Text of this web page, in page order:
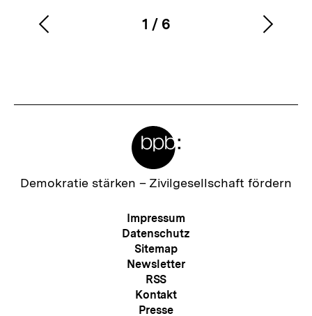
Karussellinhalt
1
von
/ 6
Vorherigen
Zur
Demokratie stärken – Zivilgesellschaft fördern
Meta-
Navigation
Impressum
Datenschutz
Sitemap
Newsletter
RSS
Kontakt
Presse